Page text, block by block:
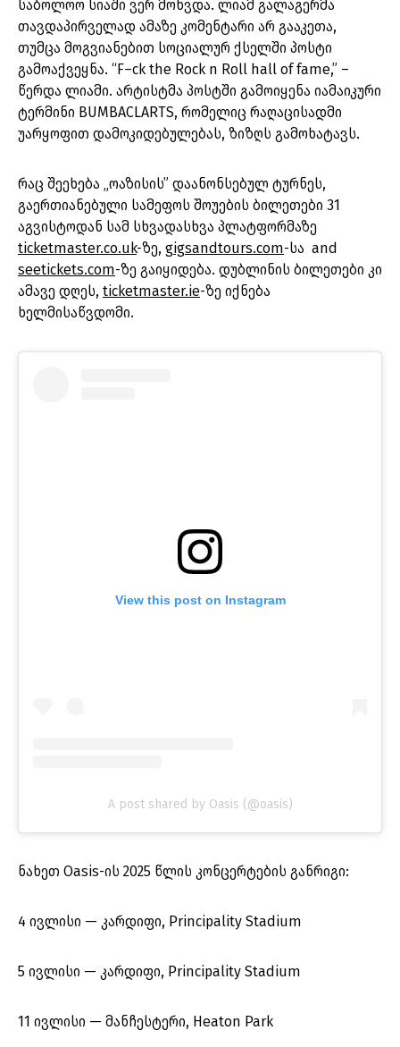
საბოლოო სიაში ვერ მოხვდა. ლიამ გალაგერმა
თავდაპირველად ამაზე კომენტარი არ გააკეთა,
თუმცა მოგვიანებით სოციალურ ქსელში პოსტი
გამოაქვეყნა. “F–ck the Rock n Roll hall of fame,” –
წერდა ლიამი. არტისტმა პოსტში გამოიყენა იამაიკური
ტერმინი BUMBACLARTS, რომელიც რაღაცისადმი
უარყოფით დამოკიდებულებას, ზიზღს გამოხატავს.
რაც შეეხება „ოაზისის” დაანონსებულ ტურნეს,
გაერთიანებული სამეფოს შოუების ბილეთები 31
აგვისტოდან სამ სხვადასხვა პლატფორმაზე
ticketmaster.co.uk-ზე, gigsandtours.com-სა and
seetickets.com-ზე გაიყიდება. დუბლინის ბილეთები კი
ამავე დღეს, ticketmaster.ie-ზე იქნება
ხელმისაწვდომი.
View this post on Instagram
A post shared by Oasis (@oasis)
ნახეთ Oasis-ის 2025 წლის კონცერტების განრიგი:
4 ივლისი — კარდიფი, Principality Stadium
5 ივლისი — კარდიფი, Principality Stadium
11 ივლისი — მანჩესტერი, Heaton Park